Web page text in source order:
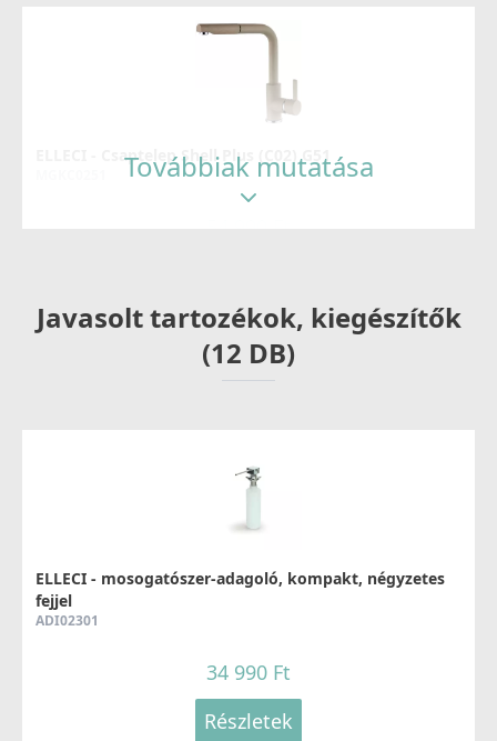
ELLECI - Csaptelep Shell Plus (C02) G51
ELLECI - Csaptelep Minerva G51
37 990 Ft
Továbbiak mutatása
Javasolt tartozékok, kiegészítők
(12 DB)
ELLECI - mosogatószer-adagoló, kompakt, négyzetes
fejjel
ADI02301
34 990 Ft
Részletek